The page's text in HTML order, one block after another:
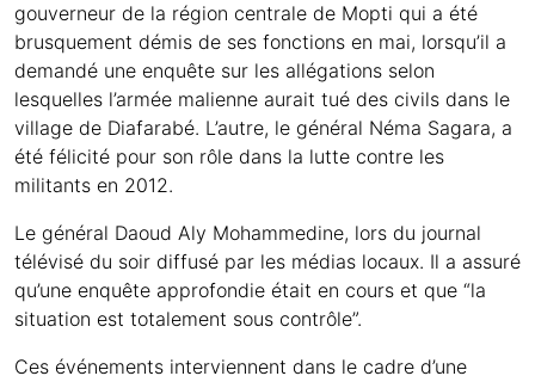
gouverneur de la région centrale de Mopti qui a été
brusquement démis de ses fonctions en mai, lorsqu’il a
demandé une enquête sur les allégations selon
lesquelles l’armée malienne aurait tué des civils dans le
village de Diafarabé. L’autre, le général Néma Sagara, a
été félicité pour son rôle dans la lutte contre les
militants en 2012.
Le général Daoud Aly Mohammedine, lors du journal
télévisé du soir diffusé par les médias locaux. Il a assuré
qu’une enquête approfondie était en cours et que “la
situation est totalement sous contrôle”.
Ces événements interviennent dans le cadre d’une